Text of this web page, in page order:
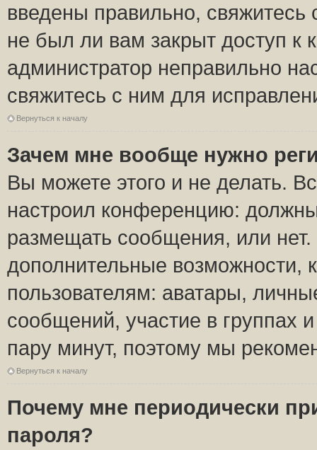
введены правильно,
не был ли вам закрыт доступ к
администратор неправильно
свяжитесь с ним для
Вернуться к началу
Зачем мне вообще нужно
Вы можете этого и не делать.
настроил конференцию:
размещать сообщения, или
дополнительные возможности,
пользователям: аватары,
сообщений, участие в группах
пару минут, поэтому мы
Вернуться к началу
Почему мне периодически
пароля?